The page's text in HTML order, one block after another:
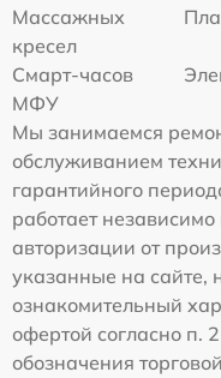
Массажных
кресел
Смарт-часов
МФУ
Мы занимаемся
обслуживанием
гарантийного
работает
авторизации от
указанные на сайте,
ознакомительный
офертой согласно п.
обозначения